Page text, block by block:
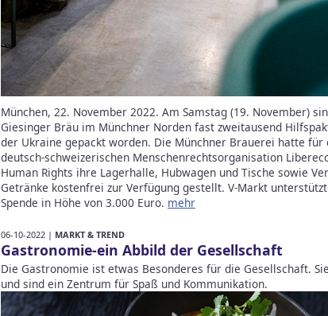
München, 22. November 2022. Am Samstag (19. November)
Giesinger Bräu im Münchner Norden fast zweitausend
der Ukraine gepackt worden. Die Münchner Brauerei hatte für
deutsch-schweizerischen Menschenrechtsorganisation
Human Rights ihre Lagerhalle, Hubwagen und Tische sowie
Getränke kostenfrei zur Verfügung gestellt. V-Markt
Spende in Höhe von 3.000 Euro. mehr
06-10-2022 | MARKT & TREND
Gastronomie-ein Abbild der Gesellschaft
Die Gastronomie ist etwas Besonderes für die Gesellschaft.
und sind ein Zentrum für Spaß und Kommunikation.